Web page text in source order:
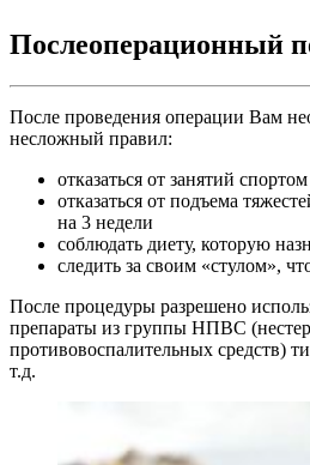
Послеоперационный
После проведения операции Вам
несложный правил:
отказаться от занятий
отказаться от подъема
на 3 недели
соблюдать диету, которую
следить за своим «стулом»,
После процедуры разрешено
препараты из группы НПВС
противовоспалительных средств)
т.д.